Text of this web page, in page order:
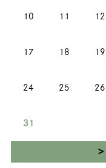
10 11 12
17 18 19
24 25 26
31